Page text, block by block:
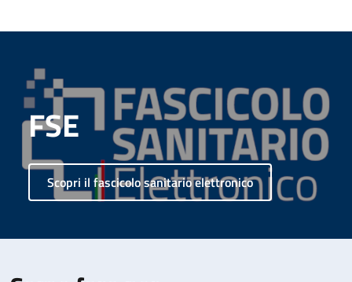
FSE
Scopri il fascicolo sanitario elettronico